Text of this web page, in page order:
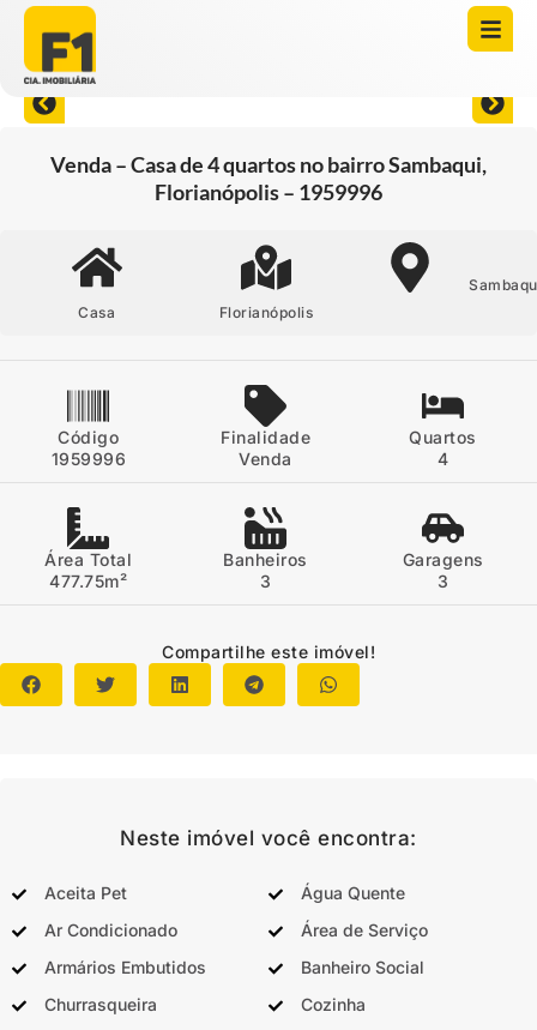
Venda – Casa de 4 quartos no bairro Sambaqui,
Florianópolis – 1959996
Casa Florianópolis
Código
1959996
Finalidade
Venda
Quartos
4
Área Total
477.75m²
Banheiros
3
Garagens
3
Compartilhe este imóvel!
Neste imóvel você encontra:
Aceita Pet
Água Quente
Ar Condicionado
Área de Serviço
Armários Embutidos
Banheiro Social
Churrasqueira
Cozinha